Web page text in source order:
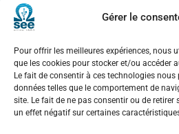
Gérer le
Pour offrir les meilleures expériences, nous
que les cookies pour stocker et/ou accéder
Le fait de consentir à ces technologies
données telles que le comportement de
site. Le fait de ne pas consentir ou de
un effet négatif sur certaines
Bicentenaire des
Marie Ampère
Mentions légales
N° de SIREN : 785 393 232, Code
communautaire : FR44 785 393 232